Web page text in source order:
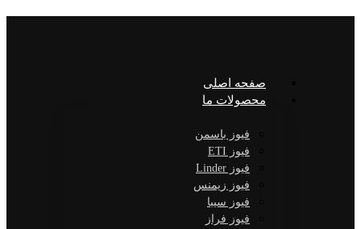
صفحه اصلی
محصولات ما
فیوز باسمن
فیوز ETI
فیوز Linder
فیوز زیمنس
فیوز سیبا
فیوز فراز